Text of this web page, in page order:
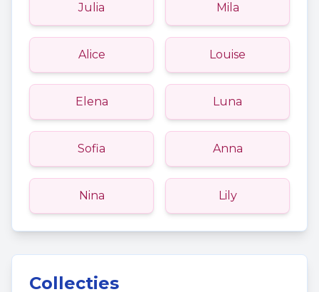
Julia Mila
Alice Louise
Elena Luna
Sofia Anna
Nina Lily
Collecties